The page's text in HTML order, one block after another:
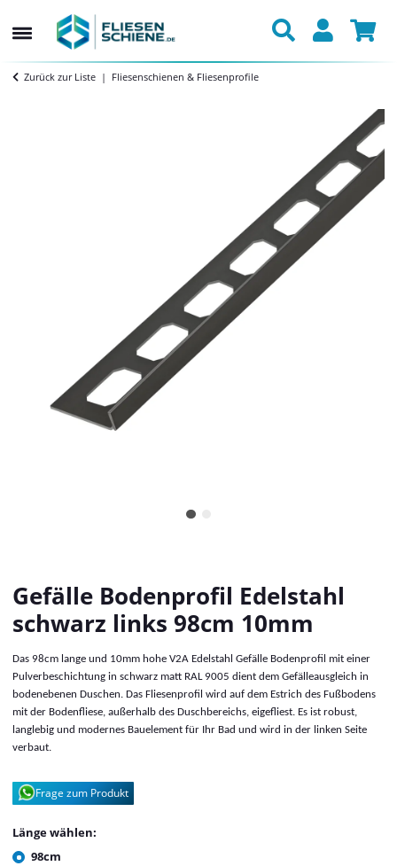
Zurück zur Liste Fliesenschienen & Fliesenprofile
Gefälle Bodenprofil Edelstahl
schwarz links 98cm 10mm
Das 98cm lange und 10mm hohe V2A Edelstahl Gefälle Bodenprofil mit einer
Pulverbeschichtung in schwarz matt RAL 9005 dient dem Gefälleausgleich in
bodenebenen Duschen. Das Fliesenprofil wird auf dem Estrich des Fußbodens
mit der Bodenfliese, außerhalb des Duschbereichs, eigefliest. Es ist robust,
langlebig und modernes Bauelement für Ihr Bad und wird in der linken Seite
verbaut.
Frage zum Produkt
Länge wählen:
98cm